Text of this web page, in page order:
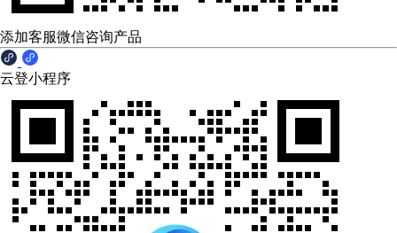
添加客服微信咨询产品
云登小程序